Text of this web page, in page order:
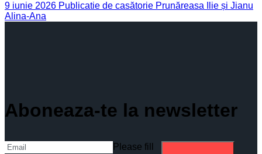
9 iunie 2026 Publicatie de casătorie Prunăreasa Ilie și Jianu
Alina-Ana
Aboneaza-te la newsletter
Please fill